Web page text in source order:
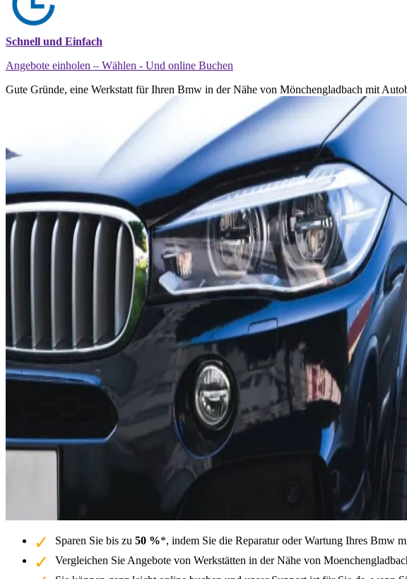
Schnell und Einfach
Angebote einholen – Wählen - Und online Buchen
Gute Gründe, eine Werkstatt für Ihren Bmw in der Nähe von Mönchengladbach mit
Sparen Sie bis zu 50 %*, indem Sie die Reparatur oder Wartung Ihres Bmw
Vergleichen Sie Angebote von Werkstätten in der Nähe von